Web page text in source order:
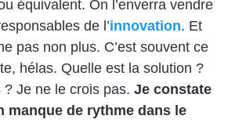
équivalent. On l’enverra vendre
de l’innovation. Et
pas non plus. C’est souvent ce
hélas. Quelle est la solution ?
? Je ne le crois pas. Je constate
manque de rythme dans le